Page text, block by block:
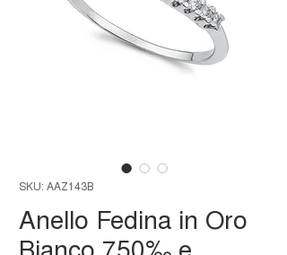
SKU: AAZ143B
Anello Fedina in Oro
Bianco 750‰ e